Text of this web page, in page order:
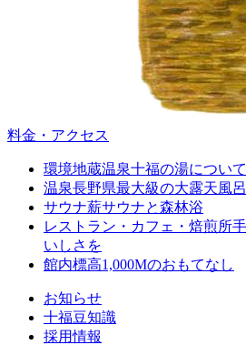
料金・アクセス
環境地蔵温泉十福の湯について
温泉長野県最大級の大露天風呂
サウナ薪サウナと森林浴
レストラン・カフェ・焙煎所
いしさを
館内標高1,000Mのおもてなし
お知らせ
十福豆知識
採用情報